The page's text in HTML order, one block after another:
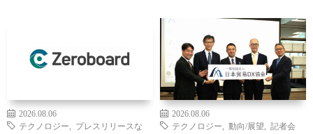
2026.08.06
テクノロジー
プレスリリースな
2026.08.06
テクノロジー
動向/展望
記者会